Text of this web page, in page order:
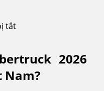
tắtở
2026
2026
Nam?